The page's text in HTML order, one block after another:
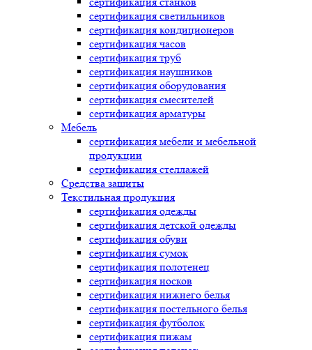
сертификация светильников
сертификация кондиционеров
сертификация часов
сертификация труб
сертификация наушников
сертификация оборудования
сертификация смесителей
сертификация арматуры
Мебель
сертификация мебели и мебельной
продукции
сертификация стеллажей
Средства защиты
Текстильная продукция
сертификация одежды
сертификация детской одежды
сертификация обуви
сертификация сумок
сертификация полотенец
сертификация носков
сертификация нижнего белья
сертификация постельного белья
сертификация футболок
сертификация пижам